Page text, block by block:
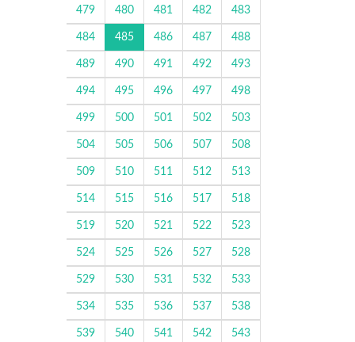
479 480 481 482 483
484 485 486 487 488
489 490 491 492 493
494 495 496 497 498
499 500 501 502 503
504 505 506 507 508
509 510 511 512 513
514 515 516 517 518
519 520 521 522 523
524 525 526 527 528
529 530 531 532 533
534 535 536 537 538
539 540 541 542 543